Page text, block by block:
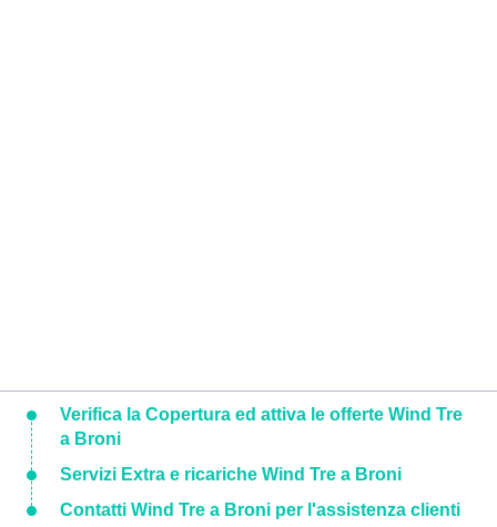
Verifica la Copertura ed attiva le offerte Wind Tre
a Broni
Servizi Extra e ricariche Wind Tre a Broni
Contatti Wind Tre a Broni per l'assistenza clienti